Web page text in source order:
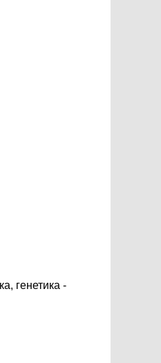
генетика -